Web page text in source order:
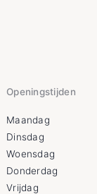
Openingstijden
Maandag
Dinsdag
Woensdag
Donderdag
Vrijdag